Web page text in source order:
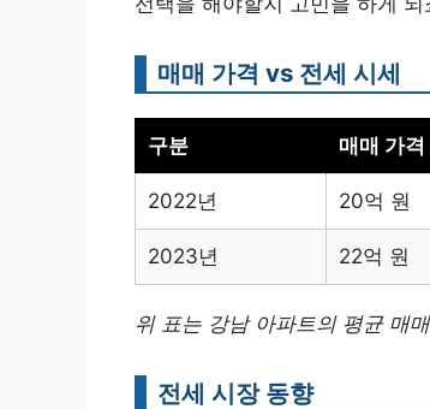
매매 가격 vs 전세 시세
구분 매매 가
2022년 20억 원
2023년 22억 원
위 표는 강남 아파트의 평균 매
전세 시장 동향